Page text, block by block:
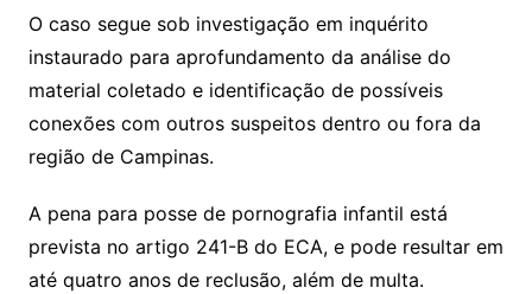
O caso segue sob investigação em inquérito
instaurado para aprofundamento da análise do
material coletado e identificação de possíveis
conexões com outros suspeitos dentro ou fora da
região de Campinas.
A pena para posse de pornografia infantil está
prevista no artigo 241-B do ECA, e pode resultar em
até quatro anos de reclusão, além de multa.